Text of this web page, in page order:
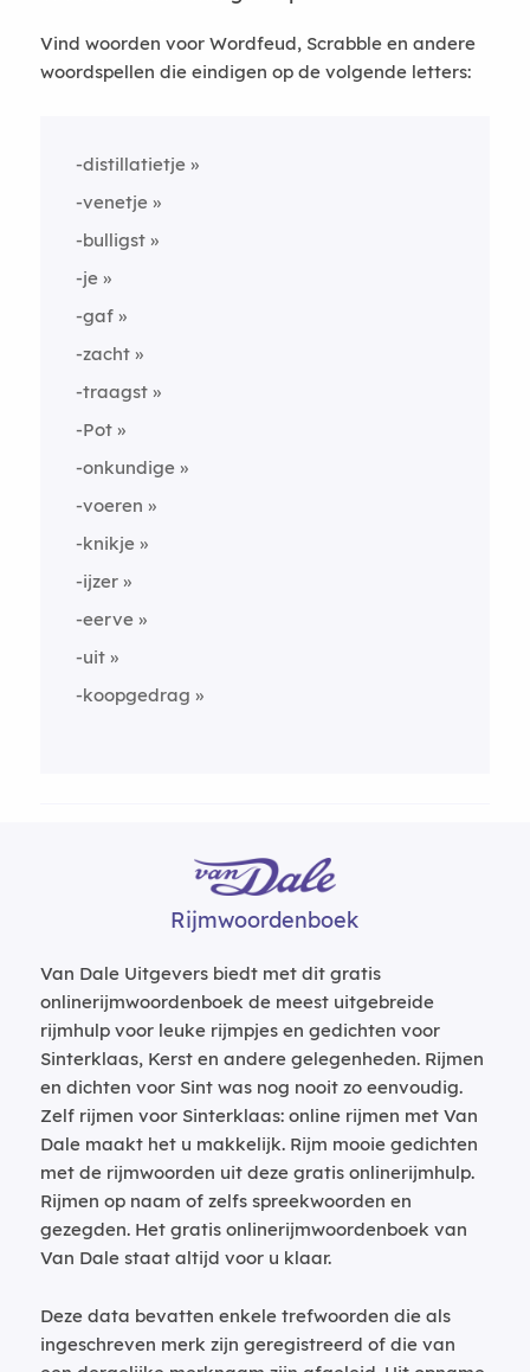
Vind woorden voor Wordfeud, Scrabble en andere
woordspellen die eindigen op de volgende letters:
-distillatietje
-venetje
-bulligst
-je
-gaf
-zacht
-traagst
-Pot
-onkundige
-voeren
-knikje
-ijzer
-eerve
-uit
-koopgedrag
Rijmwoordenboek
Van Dale Uitgevers biedt met dit gratis
onlinerijmwoordenboek de meest uitgebreide
rijmhulp voor leuke rijmpjes en gedichten voor
Sinterklaas, Kerst en andere gelegenheden. Rijmen
en dichten voor Sint was nog nooit zo eenvoudig.
Zelf rijmen voor Sinterklaas: online rijmen met Van
Dale maakt het u makkelijk. Rijm mooie gedichten
met de rijmwoorden uit deze gratis onlinerijmhulp.
Rijmen op naam of zelfs spreekwoorden en
gezegden. Het gratis onlinerijmwoordenboek van
Van Dale staat altijd voor u klaar.
Deze data bevatten enkele trefwoorden die als
ingeschreven merk zijn geregistreerd of die van